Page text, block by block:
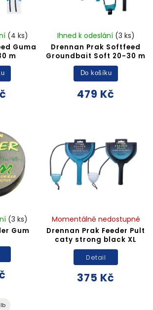
Guma
m
(4 ks)
Drennan Prak Softfeed
Groundbait Soft 20-30 m
Ihned k odeslání (3 ks)
479 Kč
Do košíku
Gum
(3 ks)
Drennan Prak Feeder Pult
caty strong black XL
Momentálně nedostupné
375 Kč
Detail